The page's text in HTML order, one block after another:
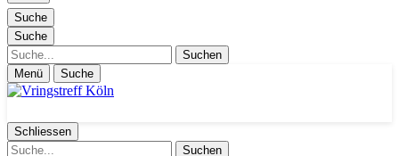
Suche
Suche
Suche
Menü Suche
Schliessen
Suche